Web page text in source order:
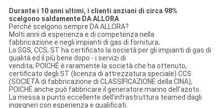
Durante i 10 anni ultimi, i clienti anziani di circa 98%
scelgono saldamente DA ALLORA
Perché scelgono sempre DA ALLORA?
Molti anni di esperienza e di competenza nella
fabbricazione e negli impianti di gas di fornitura;
Lo SGS, CCS, ST ha certificato la società per gli impianti di gas di
qualità ed il più bene dopo - i servizi di
vendita; POICHÉ è raramente la società che ha ottenuto,
certificato degli ST (licenza di attrezzatura speciale) CCS
(SOCIETÀ di fabbricazione di CLASSIFICAZIONE della CINA),
POICHÉ anche può fabbricare il generatore marino dell'azoto.
La messa a punto eccellente dell'infrastruttura teamed dagli
ingegneri con esperienza e qualificati.